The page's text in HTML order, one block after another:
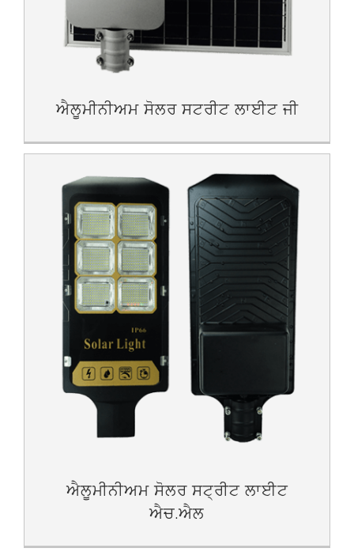
ਐਲੂਮੀਨੀਅਮ ਸੋਲਰ ਸਟਰੀਟ ਲਾਈਟ ਜੀ
ਐਲੂਮੀਨੀਅਮ ਸੋਲਰ ਸਟ੍ਰੀਟ ਲਾਈਟ
ਐਚ.ਐਲ